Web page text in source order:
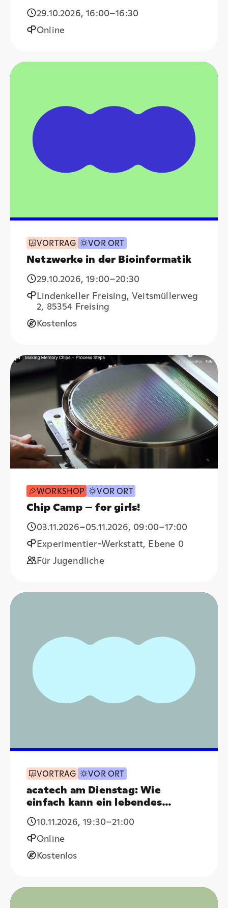
29.10.2026,16:00–16:30
Online
VORTRAG VOR ORT
Netzwerke in der Bioinformatik
29.10.2026,19:00–20:30
Lindenkeller Freising, Veitsmüllerweg
2, 85354 Freising
Kostenlos
WORKSHOP VOR ORT
Chip Camp – for girls!
03.11.2026–05.11.2026, 09:00–17:00
Experimentier-Werkstatt, Ebene 0
Für Jugendliche
VORTRAG VOR ORT
acatech am Dienstag: Wie
einfach kann ein lebendes
System sein?
10.11.2026,19:30–21:00
Online
Kostenlos